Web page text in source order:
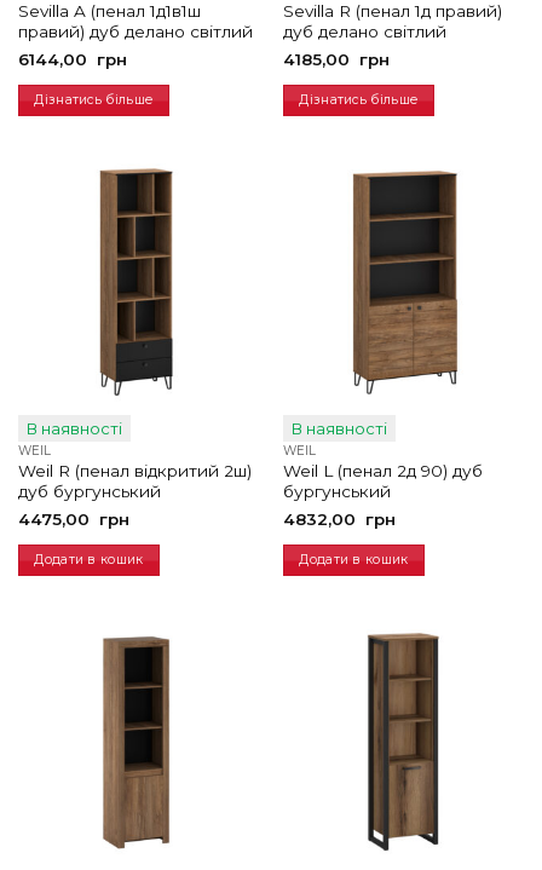
Sevilla A (пенал 1д1в1ш
правий) дуб делано світлий
6144,00
грн
Дізнатись більше
Sevilla R (пенал 1д правий)
дуб делано світлий
4185,00
грн
Дізнатись більше
В наявності
WEIL
Weil R (пенал відкритий 2ш)
дуб бургунський
4475,00
грн
Додати в кошик
В наявності
WEIL
Weil L (пенал 2д 90) дуб
бургунський
4832,00
грн
Додати в кошик